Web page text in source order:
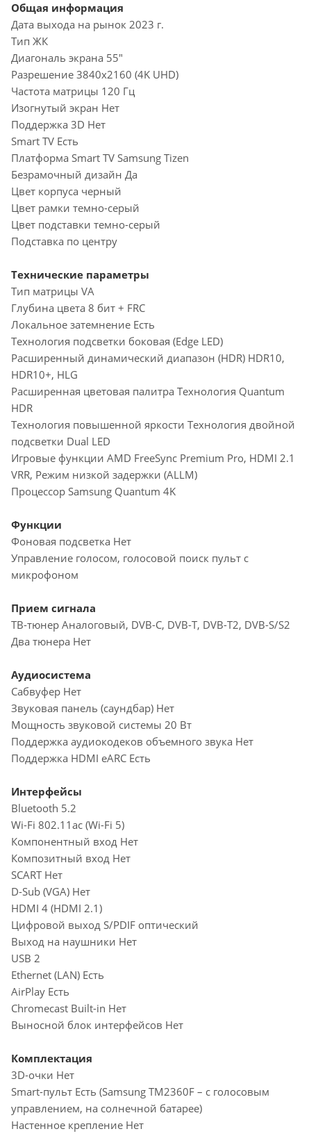
Общая информация
Дата выхода на рынок 2023 г.
Тип ЖК
Диагональ экрана 55"
Разрешение 3840x2160 (4K UHD)
Частота матрицы 120 Гц
Изогнутый экран Нет
Поддержка 3D Нет
Smart TV Есть
Платформа Smart TV Samsung Tizen
Безрамочный дизайн Да
Цвет корпуса черный
Цвет рамки темно-серый
Цвет подставки темно-серый
Подставка по центру
Технические параметры
Тип матрицы VA
Глубина цвета 8 бит + FRC
Локальное затемнение Есть
Технология подсветки боковая (Edge LED)
Расширенный динамический диапазон (HDR) HDR10,
HDR10+, HLG
Расширенная цветовая палитра Технология Quantum
HDR
Технология повышенной яркости Технология двойной
подсветки Dual LED
Игровые функции AMD FreeSync Premium Pro, HDMI 2.1
VRR, Режим низкой задержки (ALLM)
Процессор Samsung Quantum 4K
Функции
Фоновая подсветка Нет
Управление голосом, голосовой поиск пульт с
микрофоном
Прием сигнала
ТВ-тюнер Аналоговый, DVB-C, DVB-T, DVB-T2, DVB-S/S2
Два тюнера Нет
Аудиосистема
Сабвуфер Нет
Звуковая панель (саундбар) Нет
Мощность звуковой системы 20 Вт
Поддержка аудиокодеков объемного звука Нет
Поддержка HDMI eARC Есть
Интерфейсы
Bluetooth 5.2
Wi-Fi 802.11ac (Wi-Fi 5)
Компонентный вход Нет
Композитный вход Нет
SCART Нет
D-Sub (VGA) Нет
HDMI 4 (HDMI 2.1)
Цифровой выход S/PDIF оптический
Выход на наушники Нет
USB 2
Ethernet (LAN) Есть
AirPlay Есть
Chromecast Built-in Нет
Выносной блок интерфейсов Нет
Комплектация
3D-очки Нет
Smart-пульт Есть (Samsung TM2360F – с голосовым
управлением, на солнечной батарее)
Настенное крепление Нет